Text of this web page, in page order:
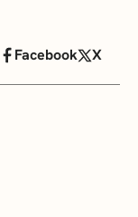
Facebook X